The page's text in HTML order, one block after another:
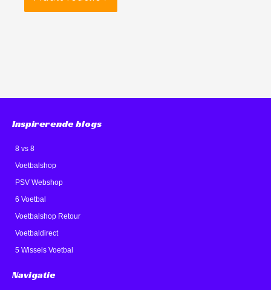
Inspirerende blogs
8 vs 8
Voetbalshop
PSV Webshop
6 Voetbal
Voetbalshop Retour
Voetbaldirect
5 Wissels Voetbal
Navigatie